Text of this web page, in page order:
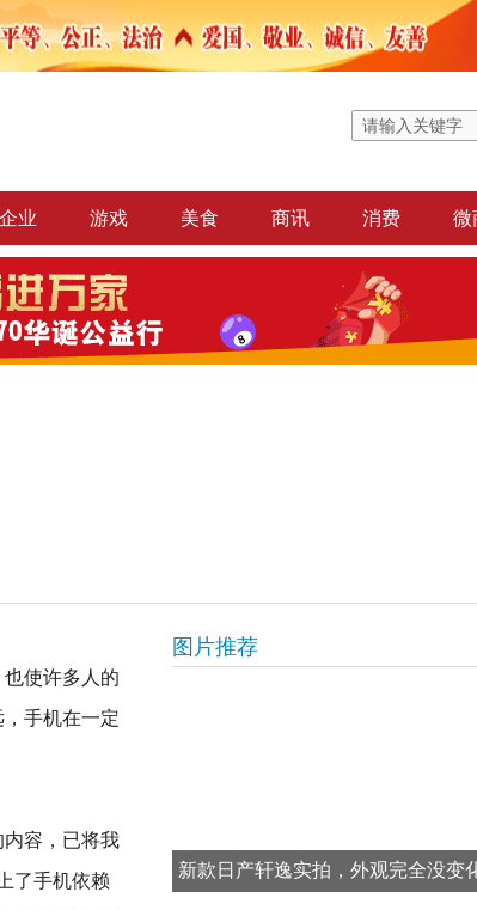
企业 游戏 美食 商讯 消费 微
使许多人的
手机在一定
容，已将我
了手机依赖
图片推荐
新款日产轩逸实拍，外观完全没变